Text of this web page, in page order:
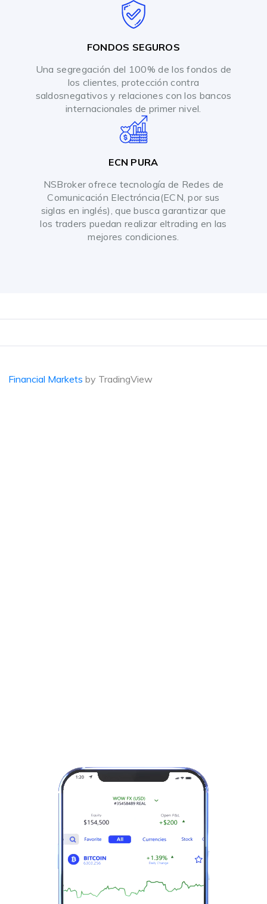
FONDOS SEGUROS
Una segregación del 100% de los fondos de
los clientes, protección contra
saldosnegativos y relaciones con los bancos
internacionales de primer nivel.
ECN PURA
NSBroker ofrece tecnología de Redes de
Comunicación Electróncia(ECN, por sus
siglas en inglés), que busca garantizar que
los traders puedan realizar eltrading en las
mejores condiciones.
Financial Markets by TradingView